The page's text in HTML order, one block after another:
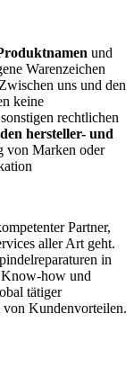
und
Warenzeichen
uns und den
keine
rechtlichen
hersteller- und
von Marken oder
Partner,
aller Art geht.
in
Know-how und
tätiger
Kundenvorteilen.